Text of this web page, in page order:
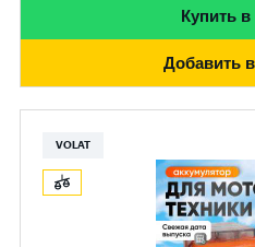
Купить в
Добавить
VOLAT